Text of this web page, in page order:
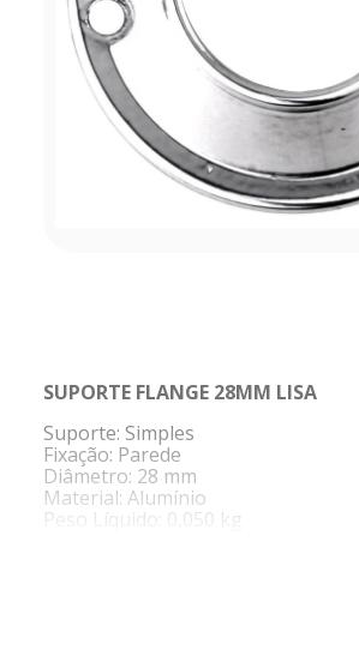
SUPORTE FLANGE 28MM LISA
Suporte: Simples
Fixação: Parede
Diâmetro: 28 mm
Material: Alumínio
Peso Líquido: 0,050 kg
- Passar um pano úmido com